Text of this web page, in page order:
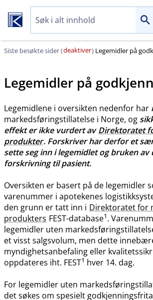
Siste besøkte sider (deaktiver) Legemidler på
Legemidler på
Legemidlene i oversikten nedenfor har
markedsføringstillatelse i Norge, og
effekt er ikke vurdert avDirektoratet
produkter. Forskriver har derfor et
sette seg inn i legemidlet og bruken av
forskrivning til pasient.
Oversikten er basert på de legemidler
varenummer i apotekenes
den grunn er tatt inn i Direktoratet for
produkters FEST-database1.
legemidler uten
et visst salgsvolum, men dette
myndighetsanbefaling eller
oppdateres iht. FEST1 hver 14. dag.
For legemidler uten
det søkes om spesielt